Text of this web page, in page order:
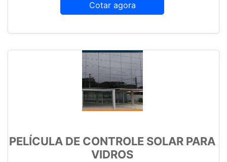
Cotar agora
PELÍCULA DE CONTROLE SOLAR PARA
VIDROS